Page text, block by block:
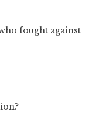
fought against